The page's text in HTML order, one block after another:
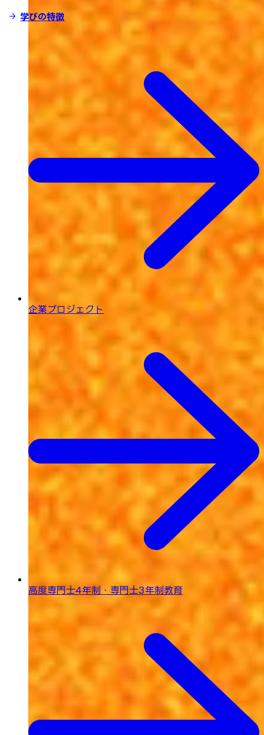
学びの特徴
企業プロジェクト
高度専門士4年制・専門士3年制教育